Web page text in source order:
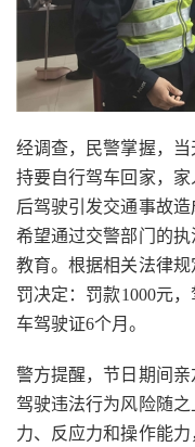
经调查，民警掌握，
持要自行驾车回家，
后驾驶引发交通事故造
希望通过交警部门的
教育。根据相关法律
罚决定：罚款1000元
车驾驶证6个月。
警方提醒，节日期间
驾驶违法行为风险随
力、反应力和操作能